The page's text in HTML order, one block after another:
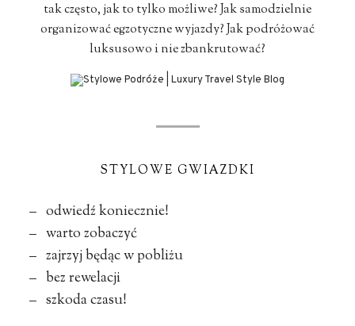
tak często, jak to tylko możliwe? Jak samodzielnie
organizować egzotyczne wyjazdy? Jak podróżować
luksusowo i nie zbankrutować?
STYLOWE GWIAZDKI
– odwiedź koniecznie!
– warto zobaczyć
– zajrzyj będąc w pobliżu
– bez rewelacji
– szkoda czasu!